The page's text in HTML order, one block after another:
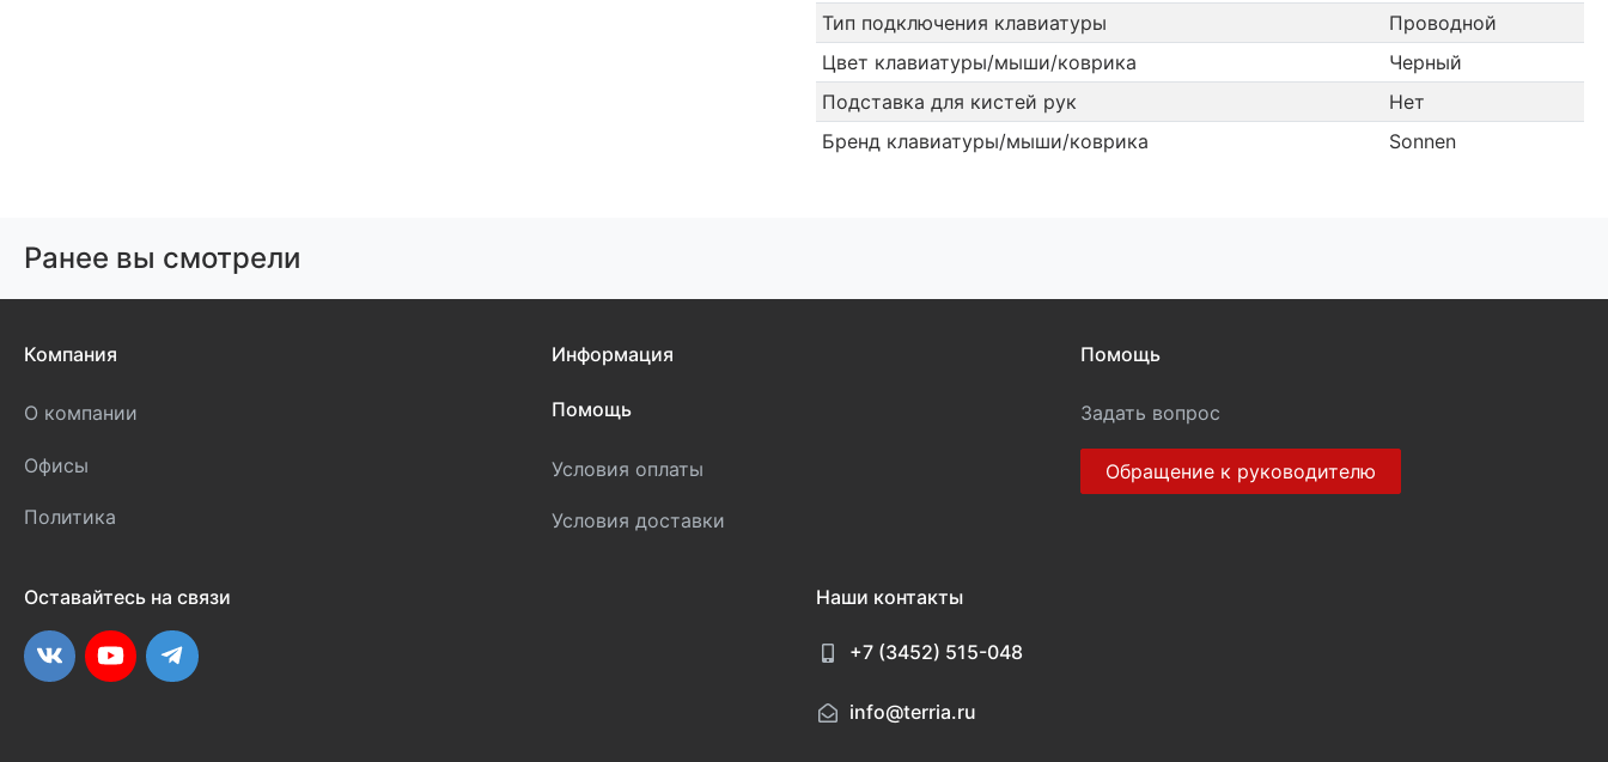
Тип подключения клавиатуры
Проводной
Цвет клавиатуры/мыши/коврика
Черный
Подставка для кистей рук
Нет
Бренд клавиатуры/мыши/коврика
Sonnen
Ранее вы смотрели
Компания
О компании
Офисы
Политика
Информация
Помощь
Условия оплаты
Условия доставки
Помощь
Задать вопрос
Обращение к руководителю
Оставайтесь на связи
ВКонтакте
YouTubeTelegram
Наши контакты
+7 (3452) 515-048
info@terria.ru